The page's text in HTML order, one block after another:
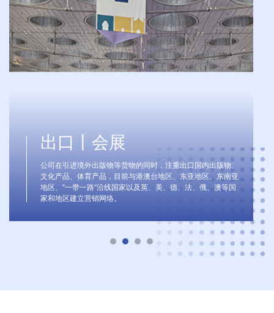
出口丨会展
公司在引进境外出版物等货物的同时，注重出口国内出版物、
文化产品、体育产品，目前与港澳台地区、东亚地区、东南亚
地区、“一带一路“沿线国家以及英、美、德、法、俄、澳等国
家和地区建立营销网络。